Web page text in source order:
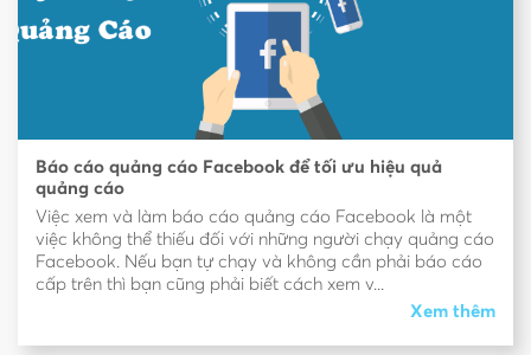
Báo cáo quảng cáo Facebook để tối ưu hiệu quả
quảng cáo
Việc xem và làm báo cáo quảng cáo Facebook là một
việc không thể thiếu đối với những người chạy quảng cáo
Facebook. Nếu bạn tự chạy và không cần phải báo cáo
cấp trên thì bạn cũng phải biết cách xem v...
Xem thêm